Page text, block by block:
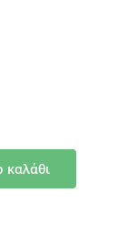
καλάθι